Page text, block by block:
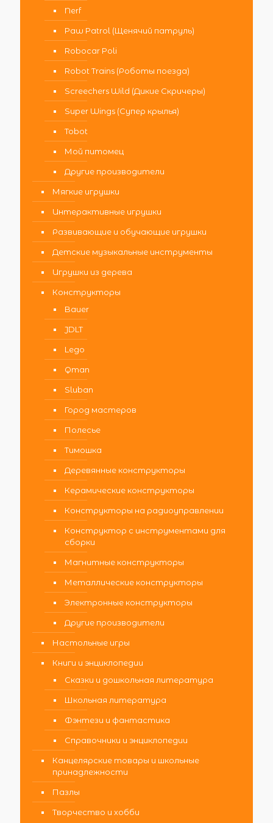
Nerf
Paw Patrol (Щенячий патруль)
Robocar Poli
Robot Trains (Роботы поезда)
Screechers Wild (Дикие Скричеры)
Super Wings (Супер крылья)
Tobot
Мой питомец
Другие производители
Мягкие игрушки
Интерактивные игрушки
Развивающие и обучающие игрушки
Детские музыкальные инструменты
Игрушки из дерева
Конструкторы
Bauer
JDLT
Lego
Qman
Sluban
Город мастеров
Полесье
Тимошка
Деревянные конструкторы
Керамические конструкторы
Конструкторы на радиоуправлении
Конструктор с инструментами для
сборки
Магнитные конструкторы
Металлические конструкторы
Электронные конструкторы
Другие производители
Настольные игры
Книги и энциклопедии
Сказки и дошкольная литература
Школьная литература
Фэнтези и фантастика
Справочники и энциклопедии
Канцелярские товары и школьные
принадлежности
Пазлы
Творчество и хобби